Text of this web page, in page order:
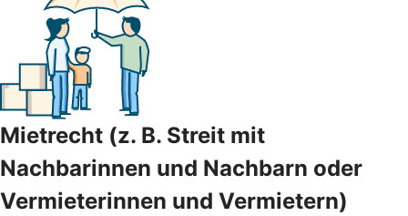
Mietrecht (z. B. Streit mit
Nachbarinnen und Nachbarn oder
Vermieterinnen und Vermietern)